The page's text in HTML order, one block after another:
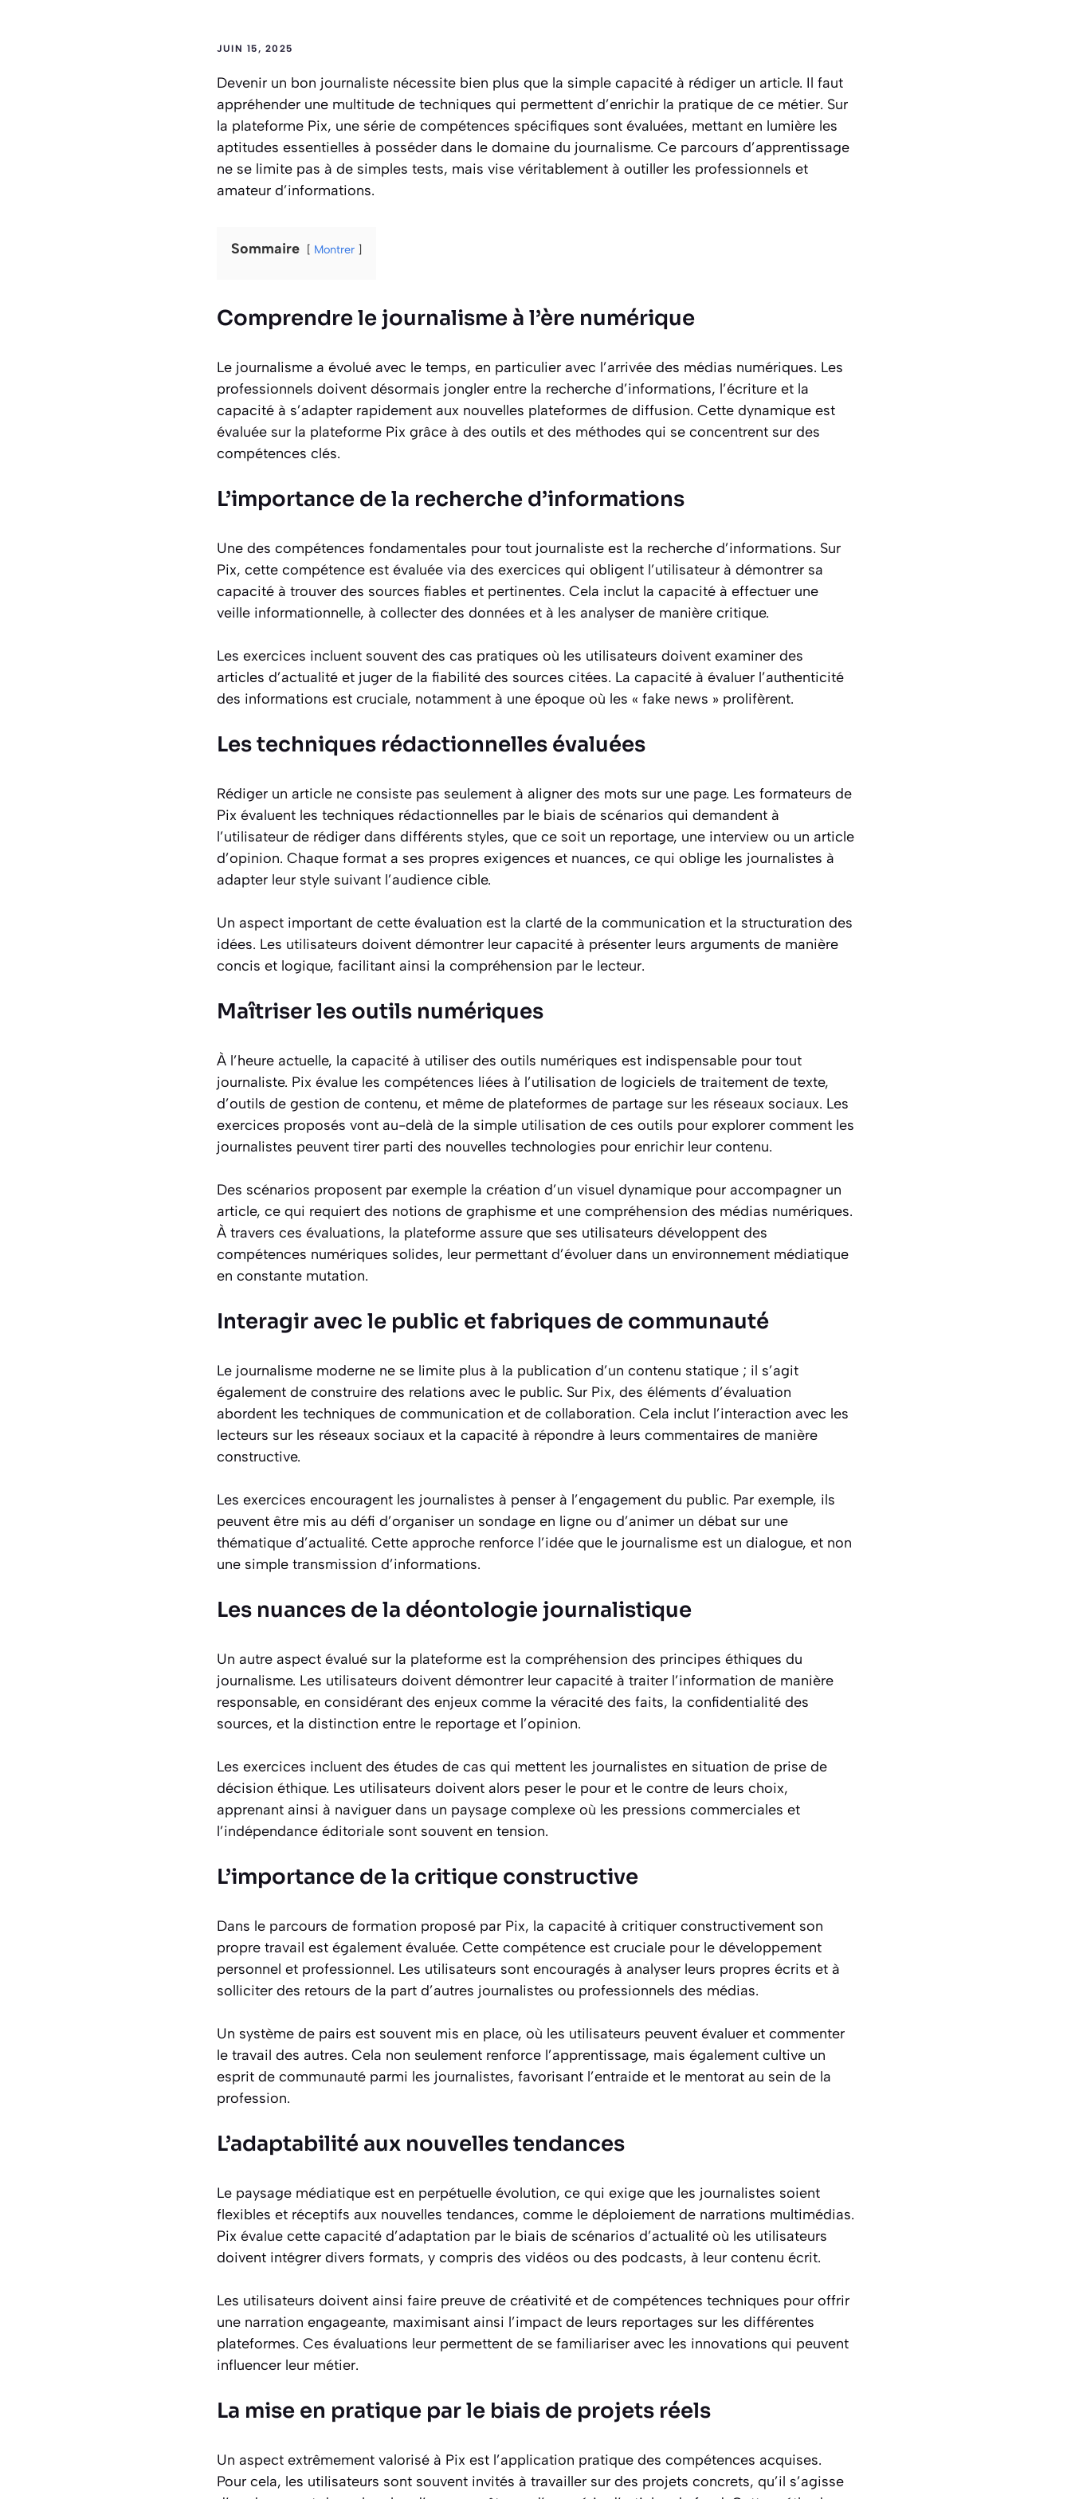
JUIN 15, 2025
Devenir un bon journaliste nécessite bien plus que la simple capacité à rédiger un article. Il faut
appréhender une multitude de techniques qui permettent d’enrichir la pratique de ce métier. Sur
la plateforme Pix, une série de compétences spécifiques sont évaluées, mettant en lumière les
aptitudes essentielles à posséder dans le domaine du journalisme. Ce parcours d’apprentissage
ne se limite pas à de simples tests, mais vise véritablement à outiller les professionnels et
amateur d’informations.
Sommaire Montrer
Comprendre le journalisme à l’ère numérique
Le journalisme a évolué avec le temps, en particulier avec l’arrivée des médias numériques. Les
professionnels doivent désormais jongler entre la recherche d’informations, l’écriture et la
capacité à s’adapter rapidement aux nouvelles plateformes de diffusion. Cette dynamique est
évaluée sur la plateforme Pix grâce à des outils et des méthodes qui se concentrent sur des
compétences clés.
L’importance de la recherche d’informations
Une des compétences fondamentales pour tout journaliste est la recherche d’informations. Sur
Pix, cette compétence est évaluée via des exercices qui obligent l’utilisateur à démontrer sa
capacité à trouver des sources fiables et pertinentes. Cela inclut la capacité à effectuer une
veille informationnelle, à collecter des données et à les analyser de manière critique.
Les exercices incluent souvent des cas pratiques où les utilisateurs doivent examiner des
articles d’actualité et juger de la fiabilité des sources citées. La capacité à évaluer l’authenticité
des informations est cruciale, notamment à une époque où les « fake news » prolifèrent.
Les techniques rédactionnelles évaluées
Rédiger un article ne consiste pas seulement à aligner des mots sur une page. Les formateurs de
Pix évaluent les techniques rédactionnelles par le biais de scénarios qui demandent à
l’utilisateur de rédiger dans différents styles, que ce soit un reportage, une interview ou un article
d’opinion. Chaque format a ses propres exigences et nuances, ce qui oblige les journalistes à
adapter leur style suivant l’audience cible.
Un aspect important de cette évaluation est la clarté de la communication et la structuration des
idées. Les utilisateurs doivent démontrer leur capacité à présenter leurs arguments de manière
concis et logique, facilitant ainsi la compréhension par le lecteur.
Maîtriser les outils numériques
À l’heure actuelle, la capacité à utiliser des outils numériques est indispensable pour tout
journaliste. Pix évalue les compétences liées à l’utilisation de logiciels de traitement de texte,
d’outils de gestion de contenu, et même de plateformes de partage sur les réseaux sociaux. Les
exercices proposés vont au-delà de la simple utilisation de ces outils pour explorer comment les
journalistes peuvent tirer parti des nouvelles technologies pour enrichir leur contenu.
Des scénarios proposent par exemple la création d’un visuel dynamique pour accompagner un
article, ce qui requiert des notions de graphisme et une compréhension des médias numériques.
À travers ces évaluations, la plateforme assure que ses utilisateurs développent des
compétences numériques solides, leur permettant d’évoluer dans un environnement médiatique
en constante mutation.
Interagir avec le public et fabriques de communauté
Le journalisme moderne ne se limite plus à la publication d’un contenu statique ; il s’agit
également de construire des relations avec le public. Sur Pix, des éléments d’évaluation
abordent les techniques de communication et de collaboration. Cela inclut l’interaction avec les
lecteurs sur les réseaux sociaux et la capacité à répondre à leurs commentaires de manière
constructive.
Les exercices encouragent les journalistes à penser à l’engagement du public. Par exemple, ils
peuvent être mis au défi d’organiser un sondage en ligne ou d’animer un débat sur une
thématique d’actualité. Cette approche renforce l’idée que le journalisme est un dialogue, et non
une simple transmission d’informations.
Les nuances de la déontologie journalistique
Un autre aspect évalué sur la plateforme est la compréhension des principes éthiques du
journalisme. Les utilisateurs doivent démontrer leur capacité à traiter l’information de manière
responsable, en considérant des enjeux comme la véracité des faits, la confidentialité des
sources, et la distinction entre le reportage et l’opinion.
Les exercices incluent des études de cas qui mettent les journalistes en situation de prise de
décision éthique. Les utilisateurs doivent alors peser le pour et le contre de leurs choix,
apprenant ainsi à naviguer dans un paysage complexe où les pressions commerciales et
l’indépendance éditoriale sont souvent en tension.
L’importance de la critique constructive
Dans le parcours de formation proposé par Pix, la capacité à critiquer constructivement son
propre travail est également évaluée. Cette compétence est cruciale pour le développement
personnel et professionnel. Les utilisateurs sont encouragés à analyser leurs propres écrits et à
solliciter des retours de la part d’autres journalistes ou professionnels des médias.
Un système de pairs est souvent mis en place, où les utilisateurs peuvent évaluer et commenter
le travail des autres. Cela non seulement renforce l’apprentissage, mais également cultive un
esprit de communauté parmi les journalistes, favorisant l’entraide et le mentorat au sein de la
profession.
L’adaptabilité aux nouvelles tendances
Le paysage médiatique est en perpétuelle évolution, ce qui exige que les journalistes soient
flexibles et réceptifs aux nouvelles tendances, comme le déploiement de narrations multimédias.
Pix évalue cette capacité d’adaptation par le biais de scénarios d’actualité où les utilisateurs
doivent intégrer divers formats, y compris des vidéos ou des podcasts, à leur contenu écrit.
Les utilisateurs doivent ainsi faire preuve de créativité et de compétences techniques pour offrir
une narration engageante, maximisant ainsi l’impact de leurs reportages sur les différentes
plateformes. Ces évaluations leur permettent de se familiariser avec les innovations qui peuvent
influencer leur métier.
La mise en pratique par le biais de projets réels
Un aspect extrêmement valorisé à Pix est l’application pratique des compétences acquises.
Pour cela, les utilisateurs sont souvent invités à travailler sur des projets concrets, qu’il s’agisse